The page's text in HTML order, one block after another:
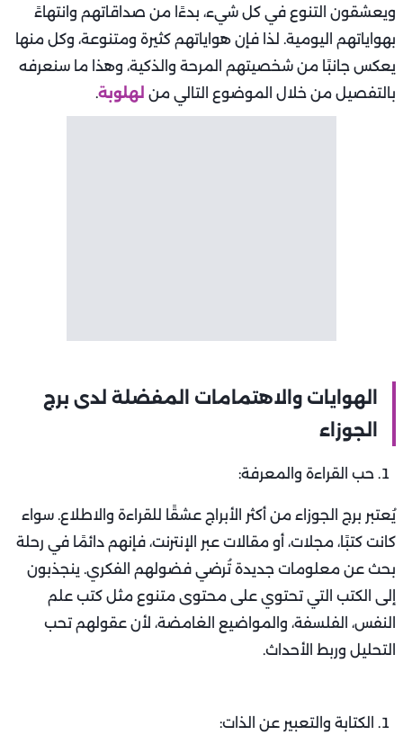
ويعشقون التنوع في كل شيء، بدءًا من صداقاتهم وانتهاءً
بهواياتهم اليومية. لذا فإن هواياتهم كثيرة ومتنوعة، وكل منها
يعكس جانبًا من شخصيتهم المرحة والذكية، وهذا ما سنعرفه
بالتفصيل من خلال الموضوع التالي من لهلوبة.
الهوايات والاهتمامات المفضلة لدى برج
الجوزاء
حب القراءة والمعرفة:
يُعتبر برج الجوزاء من أكثر الأبراج عشقًا للقراءة والاطلاع. سواء
كانت كتبًا، مجلات، أو مقالات عبر الإنترنت، فإنهم دائمًا في رحلة
بحث عن معلومات جديدة تُرضي فضولهم الفكري. ينجذبون
إلى الكتب التي تحتوي على محتوى متنوع مثل كتب علم
النفس، الفلسفة، والمواضيع الغامضة، لأن عقولهم تحب
التحليل وربط الأحداث.
الكتابة والتعبير عن الذات: